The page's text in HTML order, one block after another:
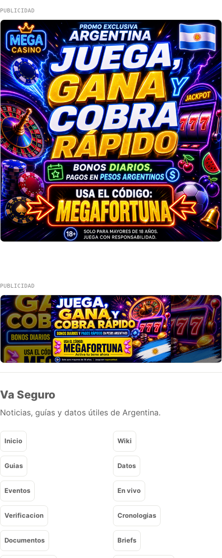
PUBLICIDAD
PUBLICIDAD
Va Seguro
Noticias, guías y datos útiles de Argentina.
Inicio Wiki
Guias Datos
Eventos En vivo
Verificacion Cronologias
Documentos Briefs